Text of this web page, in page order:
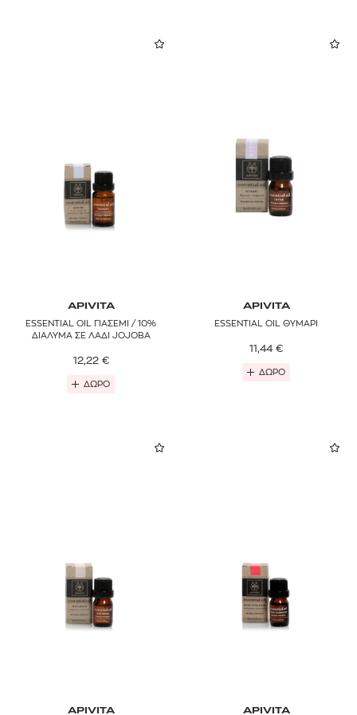
APIVITA
ESSENTIAL OIL ΓΙΑΣΕΜΙ / 10%
ΔΙΑΛΥΜΑ ΣΕ ΛΑΔΙ JOJOBA
12,22 €
ΔΩΡΟ
APIVITA
ESSENTIAL OIL ΘΥΜΑΡΙ
11,44 €
ΔΩΡΟ
APIVITA
APIVITA